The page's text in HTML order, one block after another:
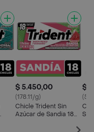
$ 5.450,00
(178.11/g)
Chicle Trident Sin
Azúcar de Sandia 18
$
Sin